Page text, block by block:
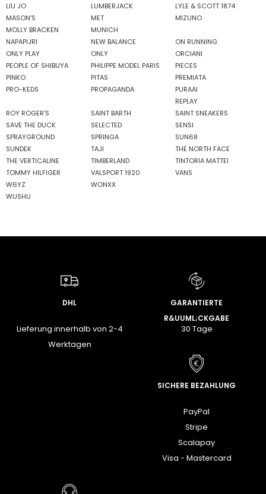
LIU JO
LUMBERJACK
LYLE & SCOTT 1874
MASON'S
MET
MIZUNO
MOLLY BRACKEN
MUNICH
NAPAPIJRI
NEW BALANCE
ON RUNNING
ONLY PLAY
ONLY
ORCIANI
PEOPLE OF SHIBUYA
PHILIPPE MODEL PARIS
PIECES
PINKO
PITAS
PREMIATA
PRO-KEDS
PROPAGANDA
PURAAI
REPLAY
ROY ROGER'S
SAINT BARTH
SAINT SNEAKERS
SAVE THE DUCK
SELECTED
SENSI
SPRAYGROUND
SPRINGA
SUN68
SUNDEK
TAJI
THE NORTH FACE
THE VERTICALINE
TIMBERLAND
TINTORIA MATTEI
TOMMY HILFIGER
VALSPORT 1920
VANS
W6YZ
WONXX
WUSHU
DHL
Lieferung innerhalb von 2-4
Werktagen
GARANTIERTE
R&UUML;CKGABE
30 Tage
SICHERE BEZAHLUNG
PayPal
Stripe
Scalapay
Visa - Mastercard